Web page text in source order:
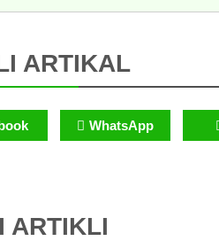
ARTIKAL
WhatsApp
ARTIKLI